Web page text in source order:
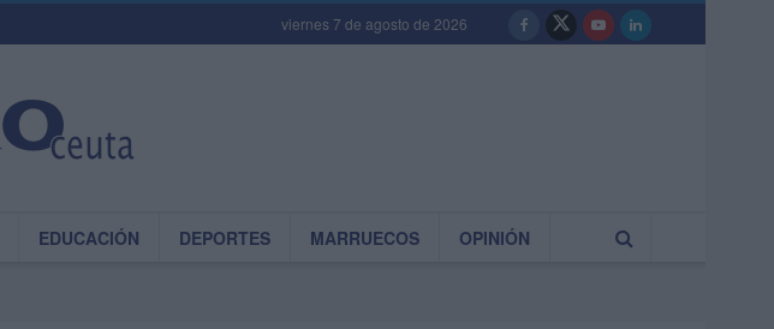
viernes 7 de agosto de 2026
EDUCACIÓN DEPORTES MARRUECOS OPINIÓN